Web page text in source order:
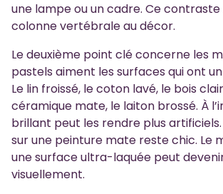
une lampe ou un cadre. Ce
colonne vertébrale au décor.
Le deuxième point clé concerne les
pastels aiment les surfaces qui ont
Le lin froissé, le coton lavé, le bois
céramique mate, le laiton brossé. À
brillant peut les rendre plus
sur une peinture mate reste chic. Le
une surface ultra-laquée peut
visuellement.